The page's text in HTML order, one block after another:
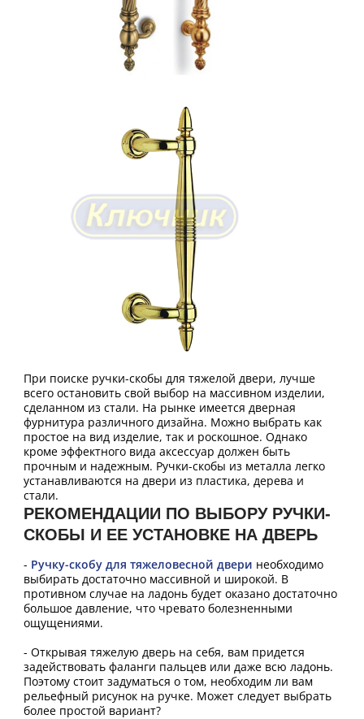
При поиске ручки-скобы для тяжелой двери, лучше
всего остановить свой выбор на массивном изделии,
сделанном из стали. На рынке имеется дверная
фурнитура различного дизайна. Можно выбрать как
простое на вид изделие, так и роскошное. Однако
кроме эффектного вида аксессуар должен быть
прочным и надежным. Ручки-скобы из металла легко
устанавливаются на двери из пластика, дерева и
стали.
РЕКОМЕНДАЦИИ ПО ВЫБОРУ РУЧКИ-
СКОБЫ И ЕЕ УСТАНОВКЕ НА ДВЕРЬ
- Ручку-скобу для тяжеловесной двери необходимо
выбирать достаточно массивной и широкой. В
противном случае на ладонь будет оказано достаточно
большое давление, что чревато болезненными
ощущениями.
- Открывая тяжелую дверь на себя, вам придется
задействовать фаланги пальцев или даже всю ладонь.
Поэтому стоит задуматься о том, необходим ли вам
рельефный рисунок на ручке. Может следует выбрать
более простой вариант?